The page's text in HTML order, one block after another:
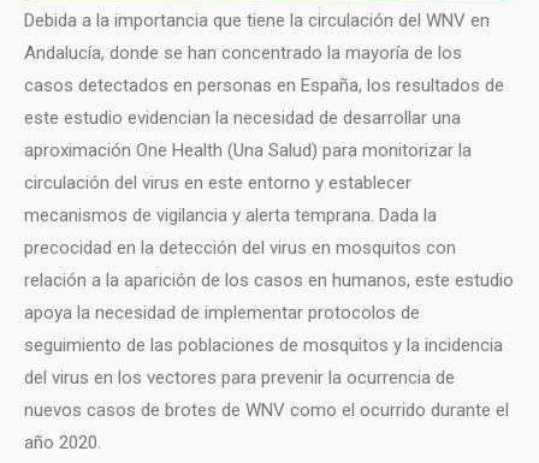
Debida a la importancia que tiene la circulación del WNV en
Andalucía, donde se han concentrado la mayoría de los
casos detectados en personas en España, los resultados de
este estudio evidencian la necesidad de desarrollar una
aproximación One Health (Una Salud) para monitorizar la
circulación del virus en este entorno y establecer
mecanismos de vigilancia y alerta temprana. Dada la
precocidad en la detección del virus en mosquitos con
relación a la aparición de los casos en humanos, este estudio
apoya la necesidad de implementar protocolos de
seguimiento de las poblaciones de mosquitos y la incidencia
del virus en los vectores para prevenir la ocurrencia de
nuevos casos de brotes de WNV como el ocurrido durante el
año 2020.